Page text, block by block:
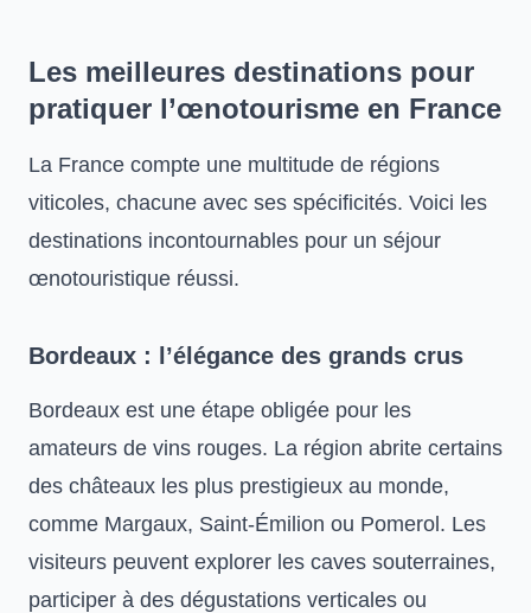
Les meilleures destinations pour
pratiquer l’œnotourisme en France
La France compte une multitude de régions
viticoles, chacune avec ses spécificités. Voici les
destinations incontournables pour un séjour
œnotouristique réussi.
Bordeaux : l’élégance des grands crus
Bordeaux est une étape obligée pour les
amateurs de vins rouges. La région abrite certains
des châteaux les plus prestigieux au monde,
comme Margaux, Saint-Émilion ou Pomerol. Les
visiteurs peuvent explorer les caves souterraines,
participer à des dégustations verticales ou